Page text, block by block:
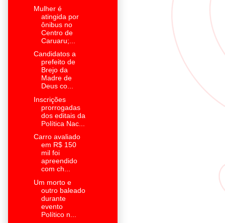
Mulher é
atingida por
ônibus no
Centro de
Caruaru;...
Candidatos a
prefeito de
Brejo da
Madre de
Deus co...
Inscrições
prorrogadas
dos editais da
Política Nac...
Carro avaliado
em R$ 150
mil foi
apreendido
com ch...
Um morto e
outro baleado
durante
evento
Político n...